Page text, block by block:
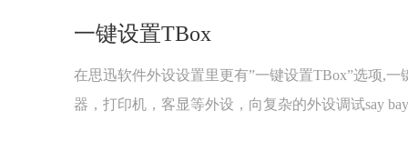
一键设置TBox
在思迅软件外设设置里更有”一键设置TBox”选项,一
器，打印机，客显等外设，向复杂的外设调试say